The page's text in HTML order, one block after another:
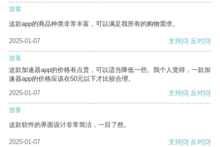
游客
这款app的商品种类非常丰富，可以满足我所有的购物需求。
2025-01-07 支持[0] 反对[0]
游客
这款加速器app的价格有点贵，可以适当降低一些。我个人觉得，一款加
速器app的价格应该在50元以下才比较合理。
2025-01-07
支持[0] 反对[0]
游客
这款软件的界面设计非常简洁，一目了然。
2025-01-07 支持[0] 反对[0]